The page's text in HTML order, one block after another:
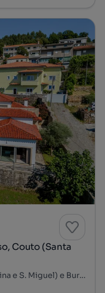
Couto (Santa
Santo Tirso, St. Tirso, Couto (S. Cristina e S. Miguel) e Burgães, Santo Tirso, Porto